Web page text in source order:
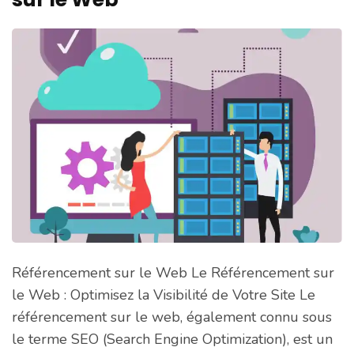
Référencement sur le Web Le Référencement sur
le Web : Optimisez la Visibilité de Votre Site Le
référencement sur le web, également connu sous
le terme SEO (Search Engine Optimization), est un